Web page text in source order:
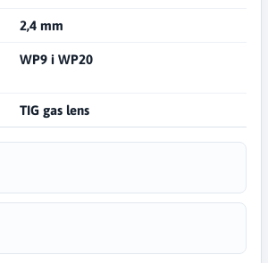
2,4 mm
WP9 i WP20
TIG gas lens